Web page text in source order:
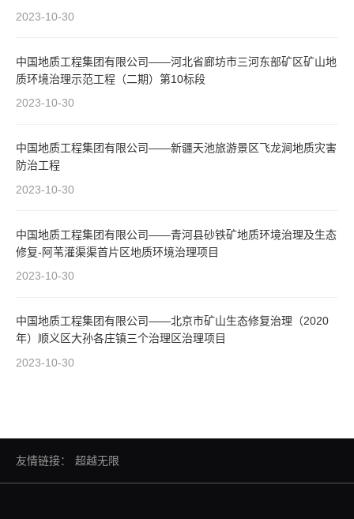
2023-10-30
中国地质工程集团有限公司——河北省廊坊市三河东部矿区矿山地
质环境治理示范工程（二期）第10标段
2023-10-30
中国地质工程集团有限公司——新疆天池旅游景区飞龙涧地质灾害
防治工程
2023-10-30
中国地质工程集团有限公司——青河县砂铁矿地质环境治理及生态
修复-阿苇灌渠渠首片区地质环境治理项目
2023-10-30
中国地质工程集团有限公司——北京市矿山生态修复治理（2020
年）顺义区大孙各庄镇三个治理区治理项目
2023-10-30
友情链接： 超越无限